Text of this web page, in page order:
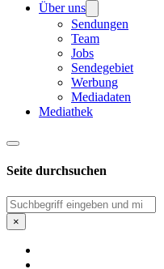
Über uns
Sendungen
Team
Jobs
Sendegebiet
Werbung
Mediadaten
Mediathek
Seite durchsuchen
Suchen
×